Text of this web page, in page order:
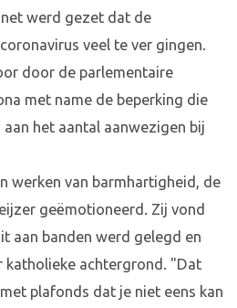
werd gezet dat de
veel te ver gingen.
door de parlementaire
met name de beperking die
het aantal aanwezigen bij
werken van barmhartigheid, de
geëmotioneerd. Zij vond
aan banden werd gelegd en
katholieke achtergrond. "Dat
plafonds dat je niet eens kan